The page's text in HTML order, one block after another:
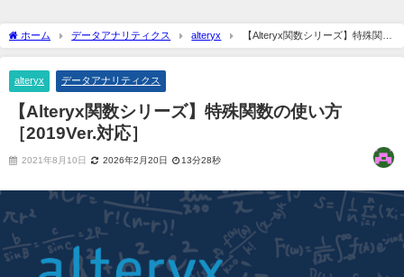
ホーム データアナリティクス alteryx
【Alteryx関数シリーズ】特殊関数
の使い方［2019Ver.対応］
alteryx データアナリティクス
【Alteryx関数シリーズ】特殊関数の使い方
［2019Ver.対応］
2021年8月10日 2026年2月20日 13分28秒